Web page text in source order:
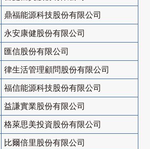
鼎福能源科技股份有限公司
永安康健股份有限公司
匯信股份有限公司
律生活管理顧問股份有限公司
福信能源科技股份有限公司
益謙實業股份有限公司
格萊思美投資股份有限公司
比爾倍里股份有限公司